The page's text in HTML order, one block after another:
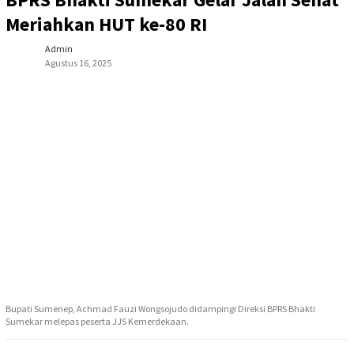
Meriahkan HUT ke-80 RI
Admin
Agustus 16, 2025
Bupati Sumenep, Achmad Fauzi Wongsojudo didampingi Direksi BPRS Bhakti
Sumekar melepas peserta JJS Kemerdekaan.